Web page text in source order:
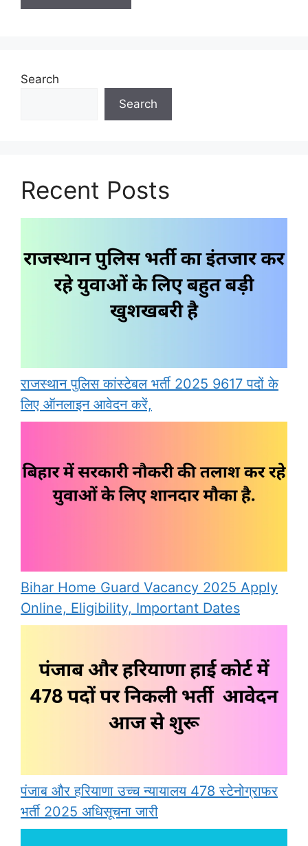
Search
Search
Recent Posts
राजस्थान पुलिस कांस्टेबल भर्ती 2025 9617 पदों के
लिए ऑनलाइन आवेदन करें,
Bihar Home Guard Vacancy 2025 Apply
Online, Eligibility, Important Dates
पंजाब और हरियाणा उच्च न्यायालय 478 स्टेनोग्राफर
भर्ती 2025 अधिसूचना जारी